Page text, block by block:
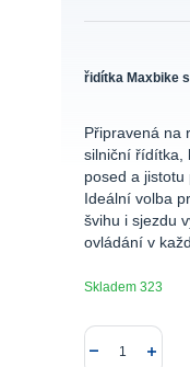
řidítka Maxbike
Připravená na
silniční řídítka,
posed a
Ideální volba
švihu i sjezdu
ovládání v
Skladem 323